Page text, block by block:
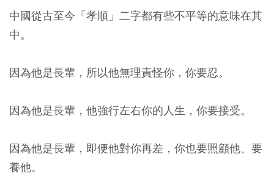
中國從古至今「孝順」二字都有些不平等的意味在其
中。
因為他是長輩，所以他無理責怪你，你要忍。
因為他是長輩，他強行左右你的人生，你要接受。
因為他是長輩，即便他對你再差，你也要照顧他、要
養他。